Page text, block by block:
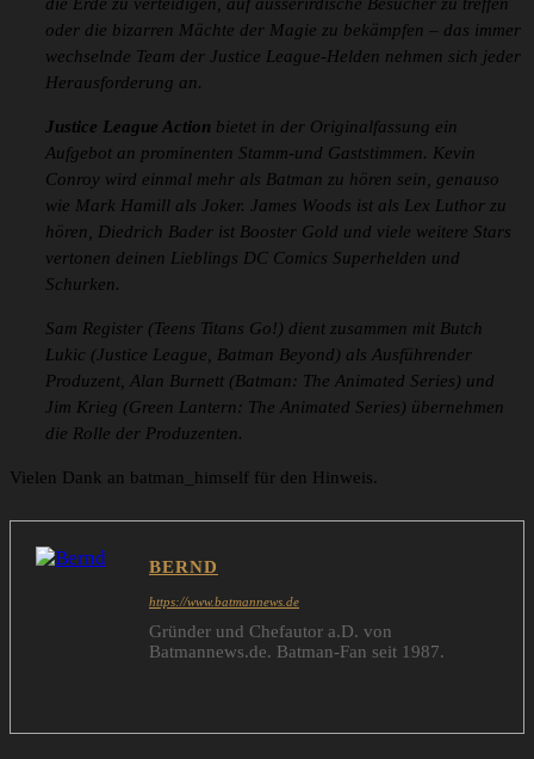
die Erde zu verteidigen, auf ausserirdische Besucher zu treffen
oder die bizarren Mächte der Magie zu bekämpfen – das immer
wechselnde Team der Justice League-Helden nehmen sich jeder
Herausforderung an.
Justice League Action bietet in der Originalfassung ein
Aufgebot an prominenten Stamm-und Gaststimmen. Kevin
Conroy wird einmal mehr als Batman zu hören sein, genauso
wie Mark Hamill als Joker. James Woods ist als Lex Luthor zu
hören, Diedrich Bader ist Booster Gold und viele weitere Stars
vertonen deinen Lieblings DC Comics Superhelden und
Schurken.
Sam Register (Teens Titans Go!) dient zusammen mit Butch
Lukic (Justice League, Batman Beyond) als Ausführender
Produzent, Alan Burnett (Batman: The Animated Series) und
Jim Krieg (Green Lantern: The Animated Series) übernehmen
die Rolle der Produzenten.
Vielen Dank an batman_himself für den Hinweis.
BERND
https://www.batmannews.de
Gründer und Chefautor a.D. von
Batmannews.de. Batman-Fan seit 1987.